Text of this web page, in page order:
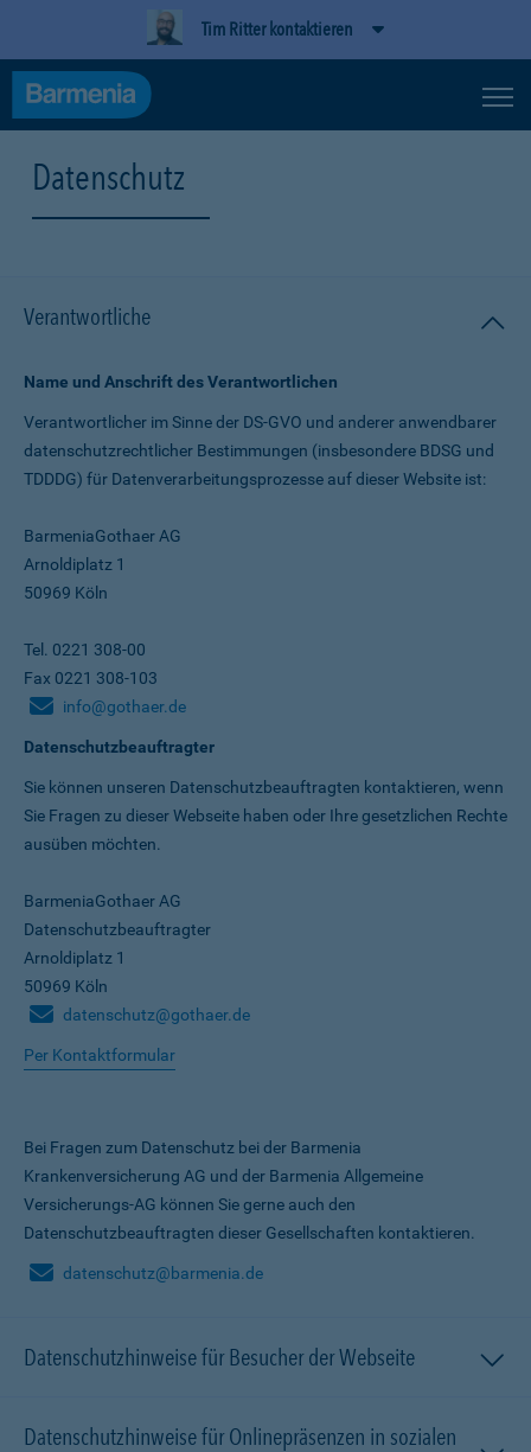
Tim Ritter kontaktieren
Datenschutz
Verantwortliche
Name und Anschrift des Verantwortlichen
Verantwortlicher im Sinne der DS-GVO und anderer anwendbarer
datenschutz­rechtlicher Bestimmungen (insbesondere BDSG und
TDDDG) für Daten­verarbeitungs­prozesse auf dieser Website ist:
BarmeniaGothaer AG
Arnoldiplatz 1
50969 Köln
Tel. 0221 308-00
Fax 0221 308-103
info@gothaer.de
Datenschutzbeauftragter
Sie können unseren Datenschutz­beauftragten kontaktieren, wenn
Sie Fragen zu dieser Webseite haben oder Ihre gesetzlichen Rechte
ausüben möchten.
BarmeniaGothaer AG
Datenschutzbeauftragter
Arnoldiplatz 1
50969 Köln
datenschutz@gothaer.de
Per Kontaktformular
Bei Fragen zum Datenschutz bei der Barmenia
Krankenversicherung AG und der Barmenia Allgemeine
Versicherungs-AG können Sie gerne auch den
Datenschutzbeauftragten dieser Gesellschaften kontaktieren.
datenschutz@barmenia.de
Datenschutzhinweise für Besucher der Webseite
Datenschutzhinweise für Onlinepräsenzen in sozialen